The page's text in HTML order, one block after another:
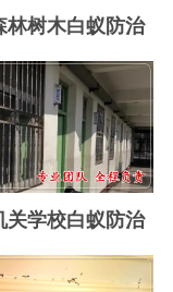
林树木白蚁防治
关学校白蚁防治